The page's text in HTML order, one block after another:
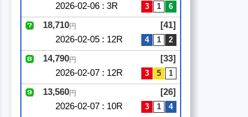
2026-02-06 : 3R
18,710円
[41]
2026-02-05 : 12R
14,790円
[33]
2026-02-07 : 12R
13,560円
[26]
2026-02-07 : 10R